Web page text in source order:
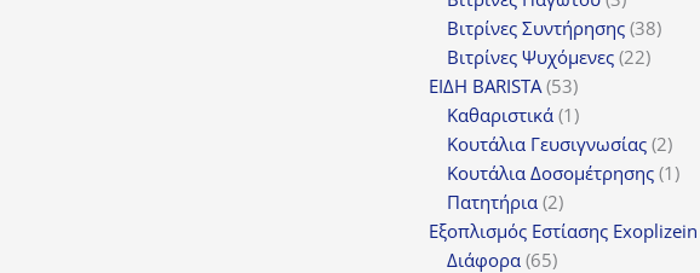
προϊόντα
Βιτρίνες Συντήρησης 3838
Βιτρίνες Ψυχόμενες 2222
ΕΙΔΗ BARISTA 5353
προϊόντα
Καθαριστικά 11
προϊόν
Κουτάλια Γευσιγνωσίας 22
Κουτάλια Δοσομέτρησης 11
Πατητήρια 22
προϊόντα
Εξοπλισμός Εστίασης Exoplizein
Διάφορα 6565